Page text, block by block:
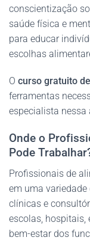
conscientização
saúde física e
para educar
escolhas
O curso gratuito
ferramentas
especialista nessa
Onde o
Pode
Profissionais de
em uma variedade
clínicas e
escolas, hospitais,
bem-estar dos